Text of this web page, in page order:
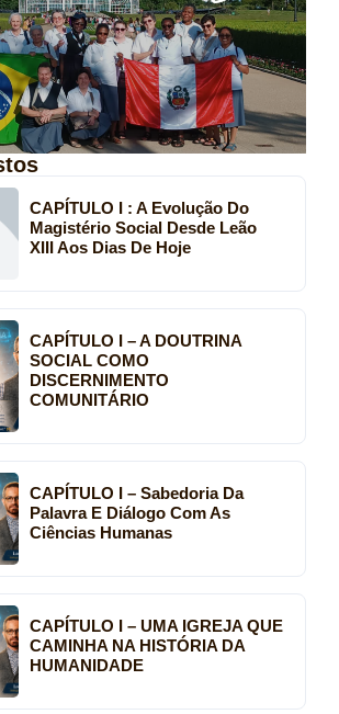
CAPÍTULO I : A Evolução Do
Magistério Social Desde Leão
XIII Aos Dias De Hoje
CAPÍTULO I – A DOUTRINA
SOCIAL COMO
DISCERNIMENTO
COMUNITÁRIO
CAPÍTULO I – Sabedoria Da
Palavra E Diálogo Com As
Ciências Humanas
CAPÍTULO I – UMA IGREJA QUE
CAMINHA NA HISTÓRIA DA
HUMANIDADE